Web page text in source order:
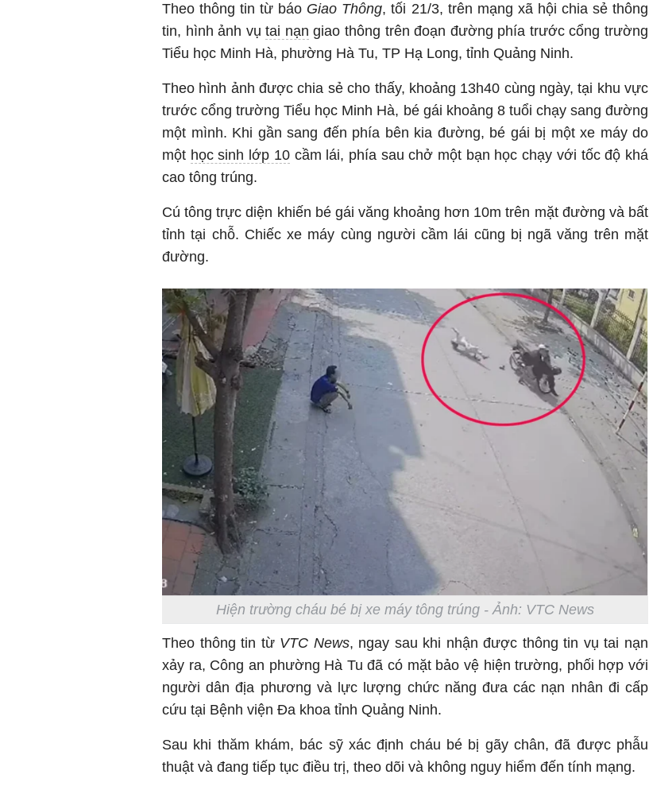
Theo thông tin từ báo Giao Thông, tối 21/3, trên mạng xã hội chia sẻ thông
tin, hình ảnh vụtai nạn giao thông trên đoạn đường phía trước cổng trường
Tiểu học Minh Hà, phường Hà Tu, TP Hạ Long, tỉnh Quảng Ninh.
Theo hình ảnh được chia sẻ cho thấy, khoảng 13h40 cùng ngày, tại khu vực
trước cổng trường Tiểu học Minh Hà, bé gái khoảng 8 tuổi chạy sang đường
một mình. Khi gần sang đến phía bên kia đường, bé gái bị một xe máy do
một học sinh lớp 10cầm lái, phía sau chở một bạn học chạy với tốc độ khá
cao tông trúng.
Cú tông trực diện khiến bé gái văng khoảng hơn 10m trên mặt đường và bất
tỉnh tại chỗ. Chiếc xe máy cùng người cầm lái cũng bị ngã văng trên mặt
đường.
Hiện trường cháu bé bị xe máy tông trúng - Ảnh: VTC News
Theo thông tin từ VTC News, ngay sau khi nhận được thông tin vụ tai nạn
xảy ra, Công an phường Hà Tu đã có mặt bảo vệ hiện trường, phối hợp với
người dân địa phương và lực lượng chức năng đưa các nạn nhân đi cấp
cứu tại Bệnh viện Đa khoa tỉnh Quảng Ninh.
Sau khi thăm khám, bác sỹ xác định cháu bé bị gãy chân, đã được phẫu
thuật và đang tiếp tục điều trị, theo dõi và không nguy hiểm đến tính mạng.